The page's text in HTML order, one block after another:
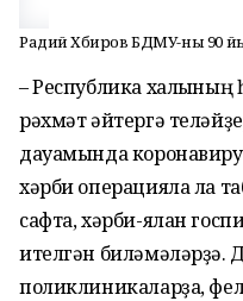
Радий Хәбиров БДМУ-ны 90
– Республика халҡының
рәхмәт әйтергә
дауамында
хәрби операцияла ла
сафта, хәрби-ялан
ителгән биләмәләрҙә.
поликлиникаларҙа,